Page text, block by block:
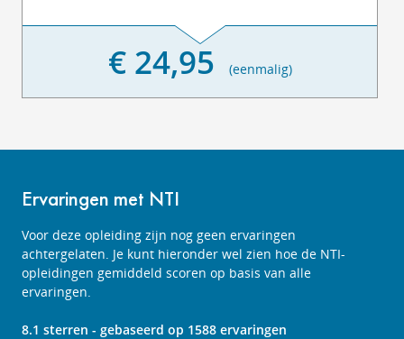
€ 24,95 (eenmalig)
Ervaringen met NTI
Voor deze opleiding zijn nog geen ervaringen
achtergelaten. Je kunt hieronder wel zien hoe de NTI-
opleidingen gemiddeld scoren op basis van alle
ervaringen.
8.1 sterren - gebaseerd op 1588 ervaringen